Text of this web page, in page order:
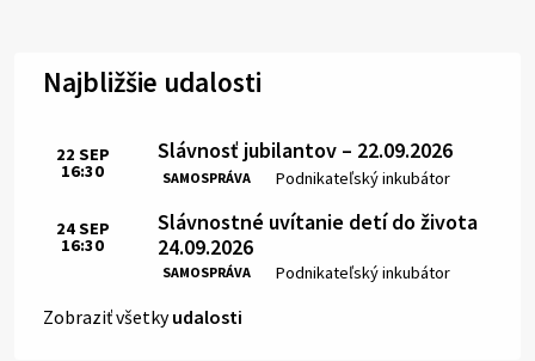
Najbližšie udalosti
Slávnosť jubilantov – 22.09.2026
SAMOSPRÁVA Miesto:
Podnikateľský inkubátor
Čas:
22 SEP
16:30
Slávnostné uvítanie detí do života
24.09.2026
SAMOSPRÁVA Miesto:
Podnikateľský inkubátor
Čas:
24SEP
16:30
Zobraziť všetkyudalosti